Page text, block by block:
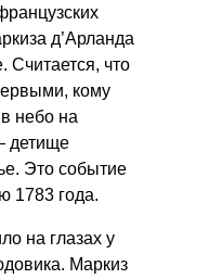
д’Арланда
Считается, что
кому
небо на
детище
Это событие
1783 года.
на глазах у
Маркиз